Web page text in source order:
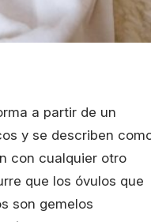
a partir de un
y se describen
con cualquier otro
que los óvulos que
son gemelos